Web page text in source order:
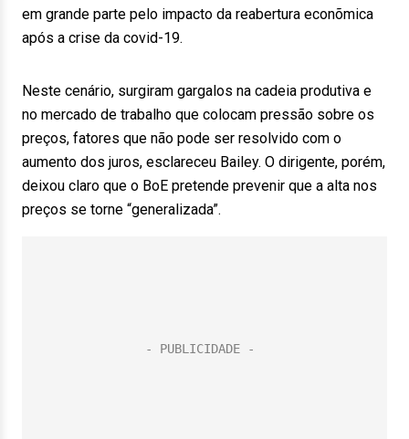
em grande parte pelo impacto da reabertura econõmica
após a crise da covid-19.
Neste cenário, surgiram gargalos na cadeia produtiva e
no mercado de trabalho que colocam pressão sobre os
preços, fatores que não pode ser resolvido com o
aumento dos juros, esclareceu Bailey. O dirigente, porém,
deixou claro que o BoE pretende prevenir que a alta nos
preços se torne “generalizada”.